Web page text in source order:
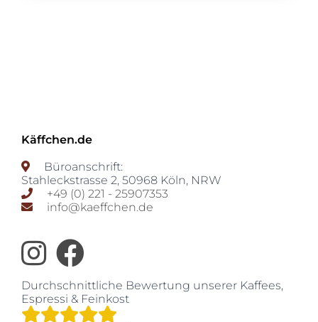
Käffchen.de
Büroanschrift:
Stahleckstrasse 2, 50968 Köln, NRW
+49 (0) 221 - 25907353
info@kaeffchen.de
Durchschnittliche Bewertung unserer Kaffees,
Espressi & Feinkost